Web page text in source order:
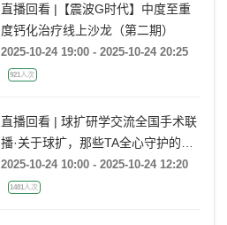
直播回看 |【震波G时代】中度至重
度钙化治疗线上沙龙（第二期）
2025-10-24 19:00 - 2025-10-24 20:25
921人次
直播回看 | 球扩研学交流全国手术联
播·关于球扩，那些TA全心守护的事
儿
2025-10-24 10:00 - 2025-10-24 12:20
1481人次